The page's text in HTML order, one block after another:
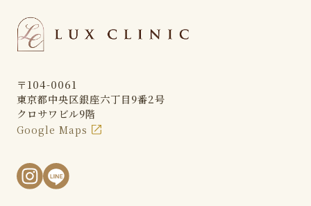
〒104-0061
東京都中央区銀座六丁目9番2号
クロサワビル9階
Google Maps